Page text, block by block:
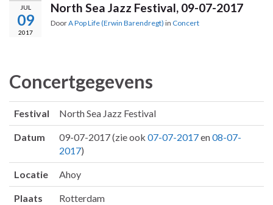
JUL
09
2017
North Sea Jazz Festival, 09-07-2017
DoorA Pop Life (Erwin Barendregt) in Concert
Concertgegevens
Festival North Sea Jazz Festival
Datum 09-07-2017 (zie ook 07-07-2017en08-07-
2017)
Locatie Ahoy
Plaats Rotterdam